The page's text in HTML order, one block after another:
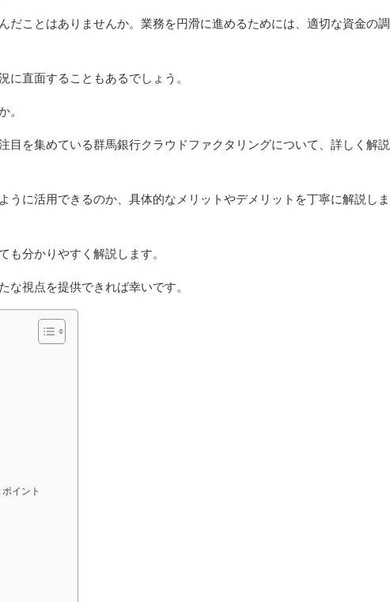
だことはありませんか。業務を円滑に進めるためには、適切な資金の調
に直面することもあるでしょう。
。
目を集めている群馬銀行クラウドファクタリングについて、詳しく解説
うに活用できるのか、具体的なメリットやデメリットを丁寧に解説しま
も分かりやすく解説します。
な視点を提供できれば幸いです。
イント